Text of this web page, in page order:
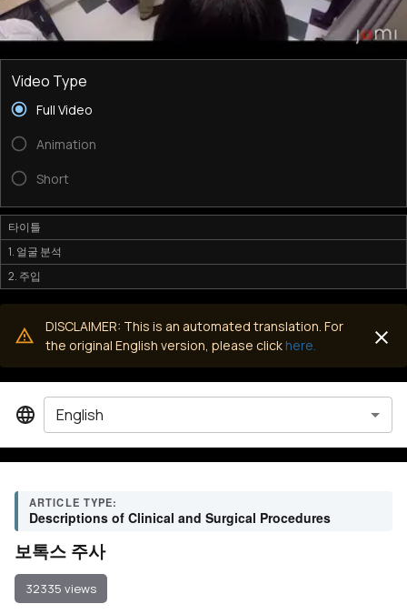
Video Type
Full Video
Animation
Short
타이틀
1. 얼굴 분석
2. 주입
DISCLAIMER: This is an automated translation. For
the original English version, please click here.
ARTICLE TYPE:
Descriptions of Clinical and Surgical Procedures
보톡스 주사
32335 views
English